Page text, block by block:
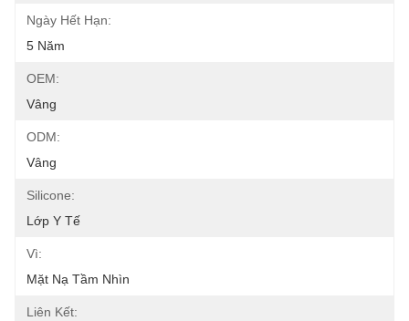
Ngày Hết Hạn:
5 Năm
OEM:
Vâng
ODM:
Vâng
Silicone:
Lớp Y Tế
Vì:
Mặt Nạ Tầm Nhìn
Liên Kết: